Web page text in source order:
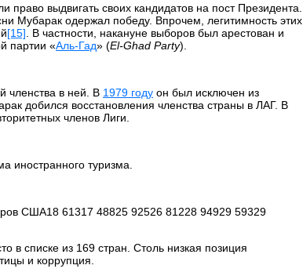
выдвигать своих кандидатов на пост Президента.
Мубарак одержал победу. Впрочем, легитимность этих
[15] . В частности, накануне выборов был арестован и
партии «Аль-Гад» (El-Ghad Party).
членства в ней. В 1979 году он был исключен из
добился восстановления членства страны в ЛАГ. В
членов Лиги.
иностранного туризма.
США18 61317 48825 92526 81228 94929 59329
в списке из 169 стран. Столь низкая позиция
и коррупция.